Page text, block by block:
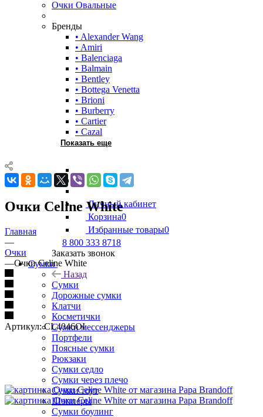
Очки Овальные
Бренды
• Alexander Wang
• Amiri
• Balenciaga
• Balmain
• Bentley
• Bottega Venetta
• Brioni
• Burberry
• Cartier
• Cazal
Показать еще
Личный кабинет
Корзина0
Избранные товары0
8 800 333 8718
Заказать звонок
Сумки
Назад
Сумки
Дорожные сумки
Клатчи
Косметички
Сумки мессенджеры
Портфели
Поясные сумки
Рюкзаки
Сумки седло
Сумки через плечо
Сумки тоут
Шопперы
Сумки боулинг
Очки Celine White
Главная
—
Очки
—Очки Celine White
Артикул: CL4046OI